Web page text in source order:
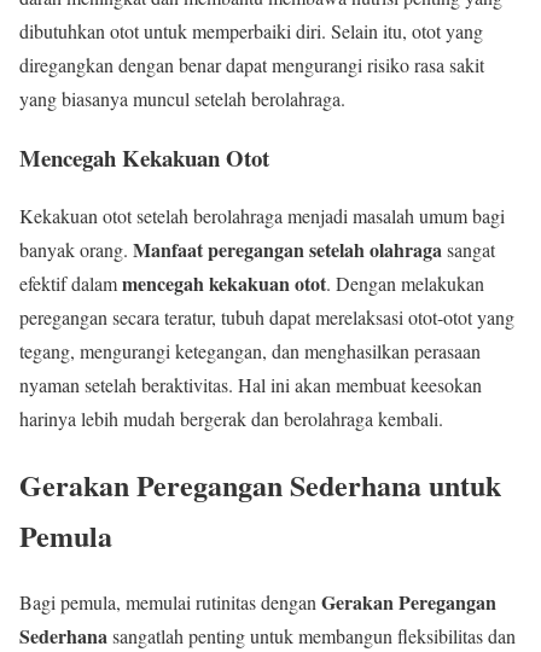
dibutuhkan otot untuk memperbaiki diri. Selain itu, otot yang
diregangkan dengan benar dapat mengurangi risiko rasa sakit
yang biasanya muncul setelah berolahraga.
Mencegah Kekakuan Otot
Kekakuan otot setelah berolahraga menjadi masalah umum bagi
banyak orang. Manfaat peregangan setelah olahragasangat
efektif dalammencegah kekakuan otot. Dengan melakukan
peregangan secara teratur, tubuh dapat merelaksasi otot-otot yang
tegang, mengurangi ketegangan, dan menghasilkan perasaan
nyaman setelah beraktivitas. Hal ini akan membuat keesokan
harinya lebih mudah bergerak dan berolahraga kembali.
Gerakan Peregangan Sederhana untuk
Pemula
Bagi pemula, memulai rutinitas dengan Gerakan Peregangan
Sederhanasangatlah penting untuk membangun fleksibilitas dan